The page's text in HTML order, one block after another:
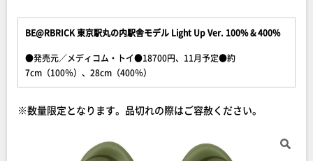
BE@RBRICK 東京駅丸の内駅舎モデル Light Up Ver. 100% & 400%
●発売元／メディコム・トイ●18700円、11月予定●約
7cm（100％）、28cm（400％）
※数量限定となります。品切れの際はご容赦ください。